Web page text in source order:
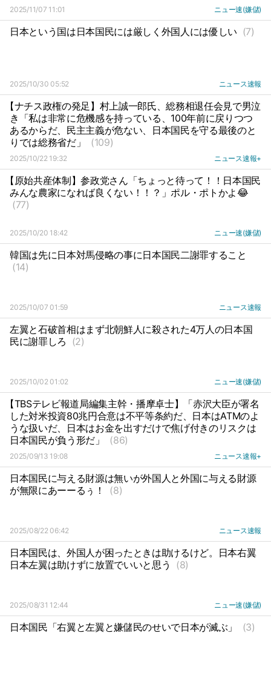
2025/11/07 11:01 ニュー速(嫌儲)
日本という国は日本国民には厳しく外国人には優しい (7)
2025/10/30 05:52 ニュース速報
【ナチス政権の発足】村上誠一郎氏、総務相退任会見で男泣
き「私は非常に危機感を持っている、100年前に戻りつつ
あるからだ、民主主義が危ない、日本国民を守る最後のと
りでは総務省だ」
(109)
2025/10/22 19:32 ニュース速報+
【原始共産体制】参政党さん「ちょっと待って！！日本国民
みんな農家になれば良くない！！？」ポル・ポトかよ😂
(77)
2025/10/20 18:42 ニュー速(嫌儲)
韓国は先に日本対馬侵略の事に日本国民二謝罪すること
(14)
2025/10/07 01:59 ニュース速報
左翼と石破首相はまず北朝鮮人に殺された4万人の日本国
民に謝罪しろ (2)
2025/10/02 01:02 ニュー速(嫌儲)
【TBSテレビ報道局編集主幹・播摩卓士】「赤沢大臣が署名
した対米投資80兆円合意は不平等条約だ、日本はATMのよ
うな扱いだ、日本はお金を出すだけで焦げ付きのリスクは
日本国民が負う形だ」
(86)
2025/09/13 19:08 ニュース速報+
日本国民に与える財源は無いが外国人と外国に与える財源
が無限にあーーるぅ！
(8)
2025/08/22 06:42 ニュース速報
日本国民は、外国人が困ったときは助けるけど。日本右翼
日本左翼は助けずに放置でいいと思う
(8)
2025/08/31 12:44 ニュー速(嫌儲)
日本国民「右翼と左翼と嫌儲民のせいで日本が滅ぶ」 (3)